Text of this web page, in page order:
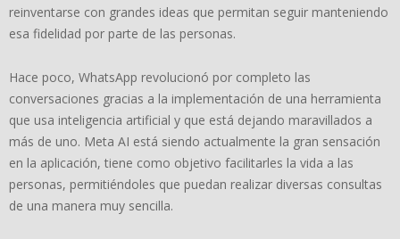
reinventarse con grandes ideas que permitan seguir manteniendo
esa fidelidad por parte de las personas.
Hace poco, WhatsApp revolucionó por completo las
conversaciones gracias a la implementación de una herramienta
que usa inteligencia artificial y que está dejando maravillados a
más de uno. Meta AI está siendo actualmente la gran sensación
en la aplicación, tiene como objetivo facilitarles la vida a las
personas, permitiéndoles que puedan realizar diversas consultas
de una manera muy sencilla.